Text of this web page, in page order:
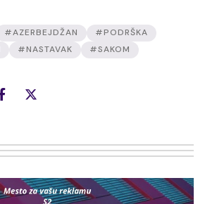
#AZERBEJDŽAN
#PODRŠKA
#NASTAVAK #SAKOM